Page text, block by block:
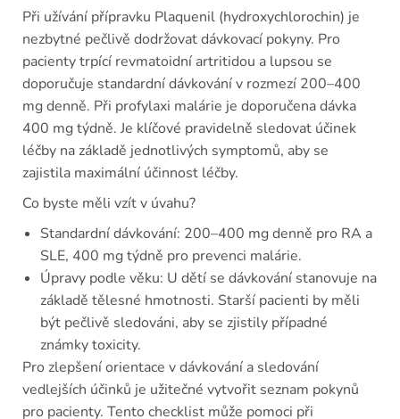
Při užívání přípravku Plaquenil (hydroxychlorochin) je
nezbytné pečlivě dodržovat dávkovací pokyny. Pro
pacienty trpící revmatoidní artritidou a lupsou se
doporučuje standardní dávkování v rozmezí 200–400
mg denně. Při profylaxi malárie je doporučena dávka
400 mg týdně. Je klíčové pravidelně sledovat účinek
léčby na základě jednotlivých symptomů, aby se
zajistila maximální účinnost léčby.
Co byste měli vzít v úvahu?
Standardní dávkování: 200–400 mg denně pro RA a
SLE, 400 mg týdně pro prevenci malárie.
Úpravy podle věku: U dětí se dávkování stanovuje na
základě tělesné hmotnosti. Starší pacienti by měli
být pečlivě sledováni, aby se zjistily případné
známky toxicity.
Pro zlepšení orientace v dávkování a sledování
vedlejších účinků je užitečné vytvořit seznam pokynů
pro pacienty. Tento checklist může pomoci při